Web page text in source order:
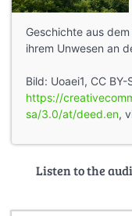
Geschichte aus
ihrem Unwesen an
Bild: Uoaei1, CC BY-
https://
sa/3.0/at/deed.en,
Listen to the